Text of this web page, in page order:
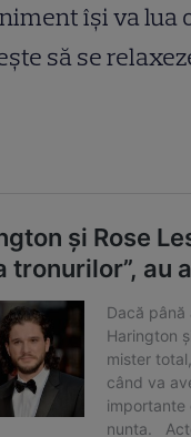
își va lua
să se